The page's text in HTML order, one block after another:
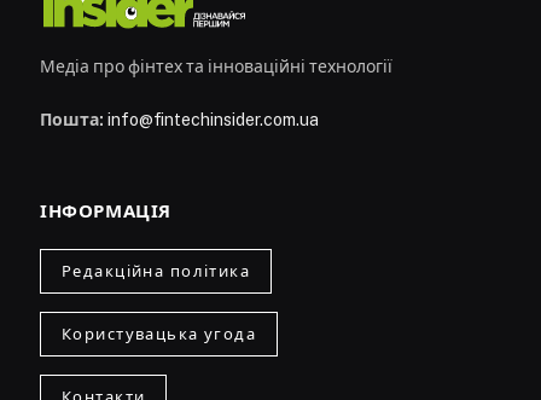
Медіа про фінтех та інноваційні технології
Пошта: info@fintechinsider.com.ua
ІНФОРМАЦІЯ
Редакційна політика
Користувацька угода